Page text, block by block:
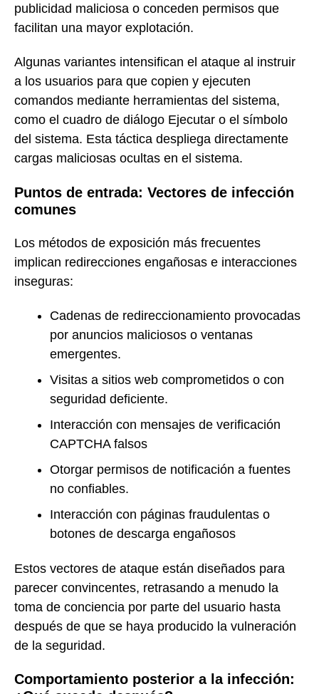
publicidad maliciosa o conceden permisos que
facilitan una mayor explotación.
Algunas variantes intensifican el ataque al instruir
a los usuarios para que copien y ejecuten
comandos mediante herramientas del sistema,
como el cuadro de diálogo Ejecutar o el símbolo
del sistema. Esta táctica despliega directamente
cargas maliciosas ocultas en el sistema.
Puntos de entrada: Vectores de infección
comunes
Los métodos de exposición más frecuentes
implican redirecciones engañosas e interacciones
inseguras:
Cadenas de redireccionamiento provocadas
por anuncios maliciosos o ventanas
emergentes.
Visitas a sitios web comprometidos o con
seguridad deficiente.
Interacción con mensajes de verificación
CAPTCHA falsos
Otorgar permisos de notificación a fuentes
no confiables.
Interacción con páginas fraudulentas o
botones de descarga engañosos
Estos vectores de ataque están diseñados para
parecer convincentes, retrasando a menudo la
toma de conciencia por parte del usuario hasta
después de que se haya producido la vulneración
de la seguridad.
Comportamiento posterior a la infección: